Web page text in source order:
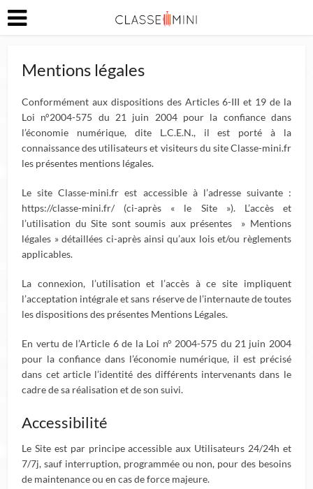
Mentions légales
Conformément aux dispositions des Articles 6-III et 19 de la
Loi n°2004-575 du 21 juin 2004 pour la confiance dans
l’économie numérique, dite L.C.E.N., il est porté à la
connaissance des utilisateurs et visiteurs du site Classe-mini.fr
les présentes mentions légales.
Le site Classe-mini.fr est accessible à l’adresse suivante :
https://classe-mini.fr/ (ci-après « le Site »). L’accès et
l’utilisation du Site sont soumis aux présentes » Mentions
légales » détaillées ci-après ainsi qu’aux lois et/ou règlements
applicables.
La connexion, l’utilisation et l’accès à ce site impliquent
l’acceptation intégrale et sans réserve de l’internaute de toutes
les dispositions des présentes Mentions Légales.
En vertu de l’Article 6 de la Loi n° 2004-575 du 21 juin 2004
pour la confiance dans l’économie numérique, il est précisé
dans cet article l’identité des différents intervenants dans le
cadre de sa réalisation et de son suivi.
Accessibilité
Le Site est par principe accessible aux Utilisateurs 24/24h et
7/7j, sauf interruption, programmée ou non, pour des besoins
de maintenance ou en cas de force majeure.